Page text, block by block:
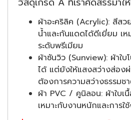
ผ้าอะคริลิค (Acrylic): สีส
น้ำและกันแดดได้ดีเยี่ยม เ
ระดับพรีเมียม
ผ้าซันวิว (Sunview): ผ้าใ
ได้ แต่ยังให้แสงสว่างส่อง
ต้องการความสว่างธรรมช
ผ้า PVC / คูนิลอน: ผ้าใบเ
เหมาะกับงานหนักและการใ